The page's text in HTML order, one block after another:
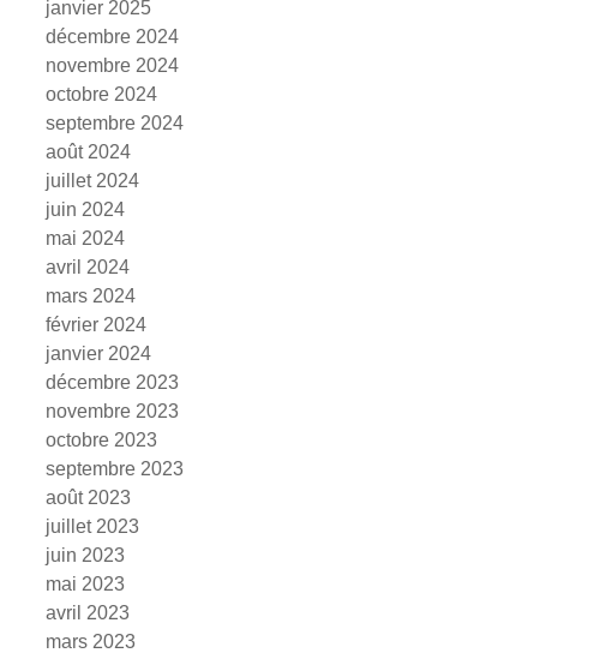
janvier 2025
décembre 2024
novembre 2024
octobre 2024
septembre 2024
août 2024
juillet 2024
juin 2024
mai 2024
avril 2024
mars 2024
février 2024
janvier 2024
décembre 2023
novembre 2023
octobre 2023
septembre 2023
août 2023
juillet 2023
juin 2023
mai 2023
avril 2023
mars 2023